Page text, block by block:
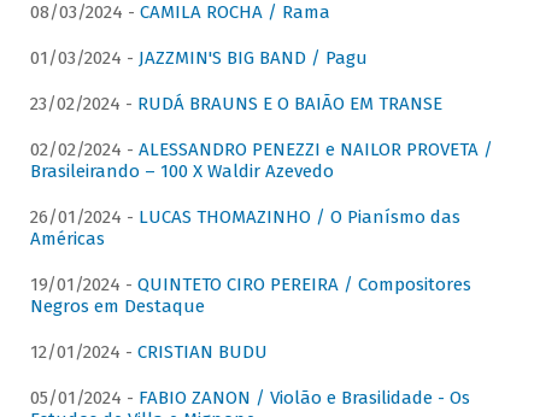
08/03/2024 - CAMILA ROCHA / Rama
01/03/2024 - JAZZMIN'S BIG BAND / Pagu
23/02/2024 - RUDÁ BRAUNS E O BAIÃO EM TRANSE
02/02/2024 - ALESSANDRO PENEZZI e NAILOR PROVETA /
Brasileirando – 100 X Waldir Azevedo
26/01/2024 - LUCAS THOMAZINHO / O Pianísmo das
Américas
19/01/2024 - QUINTETO CIRO PEREIRA / Compositores
Negros em Destaque
12/01/2024 - CRISTIAN BUDU
05/01/2024 - FABIO ZANON / Violão e Brasilidade - Os